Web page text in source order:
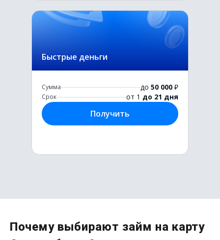
Быстрые деньги
Сумма до 50 000 ₽
Срок от 1 до 21 дня
Получить
Почему выбирают займ на карту